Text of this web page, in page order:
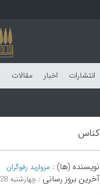
انتشارات اخبار مقالات
کناس
نویسنده (ها) : مروارید رفوگران
آخرین بروز رسانی :چهارشنبه 28 شهریور 1403